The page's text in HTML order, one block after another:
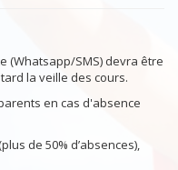
(Whatsapp/SMS) devra être
la veille des cours.
en cas d'absence
de 50% d’absences),